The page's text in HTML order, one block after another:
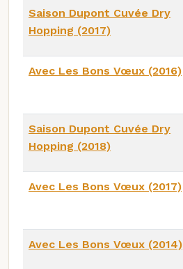
Saison Dupont Cuvée Dry
Hopping (2017)
Avec Les Bons Vœux (2016)
Saison Dupont Cuvée Dry
Hopping (2018)
Avec Les Bons Vœux (2017)
Avec Les Bons Vœux (2014)